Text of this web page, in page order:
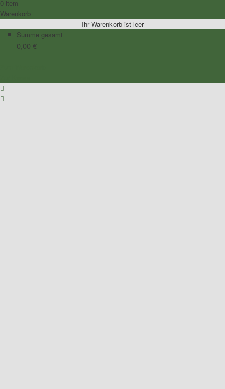
0 item
Warenkorb
Ihr Warenkorb ist leer
Summe gesamt
0,00 €